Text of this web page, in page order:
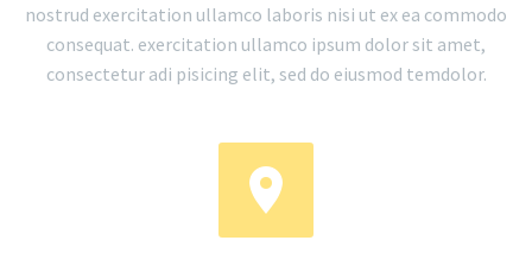
nostrud exercitation ullamco laboris nisi ut ex ea commodo
consequat. exercitation ullamco ipsum dolor sit amet,
consectetur adi pisicing elit, sed do eiusmod temdolor.

